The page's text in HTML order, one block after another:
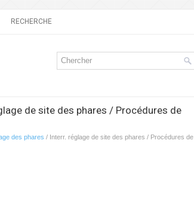
RECHERCHE
de site des phares / Procédures de
des phares / Interr. réglage de site des phares / Procédures de